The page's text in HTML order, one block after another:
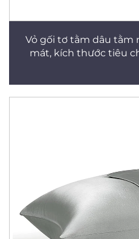
Vỏ gối tơ tằm dâu tằm
mát, kích thước tiêu